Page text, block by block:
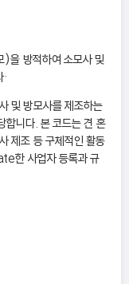
을 방적하여 소모사 및
및 방모사를 제조하는
니다. 본 코드는 견 혼
제조 등 구체적인 활동
한 사업자 등록과 규